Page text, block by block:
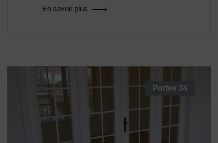
En savoir plus
Portes 34